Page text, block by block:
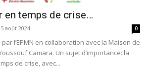
en temps de crise…
5 août 2024 0
l’EPMN en collaboration avec la Maison de
Camara. Un sujet d’importance: la
de crise, avec...